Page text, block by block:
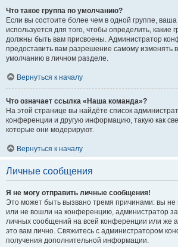
Что такое группа по умолчанию?
Если вы состоите более чем в одной группе,
используется для того, чтобы определить, какие
должны быть вам присвоены. Администратор
предоставить вам разрешение самому изменять
умолчанию в личном разделе.
Вернуться к началу
Что означает ссылка «Наша команда»?
На этой странице вы найдёте список
конференции и другую информацию, такую как
которые они модерируют.
Вернуться к началу
Личные сообщения
Я не могу отправить личные сообщения!
Это может быть вызвано тремя причинами: вы не
или не вошли на конференцию, администратор
личных сообщений на всей конференции или же
это вам лично. Свяжитесь с администратором
получения дополнительной информации.